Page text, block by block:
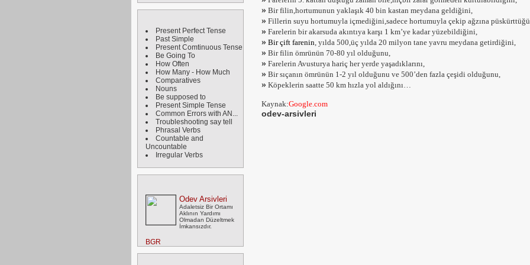
Present Perfect Tense
Past Simple
Present Comtinuous Tense
Be Going To
How Often
How Many - How Much
Comparatives
Nouns
Be supposed to
Present Simple Tense
Common Errors with AN...
Troubleshooting say tell
Phrasal Verbs
Countable and
Uncountable
Irregular Verbs
Odev Arsivleri
Adaletsiz Bir Ortamı
Aklının Yardımı
Olmadan Düzeltmek
İmkansızdır.
BGR
» Bir filin,hortumunun yaklaşık 40 bin kastan meydana geldiğini,
» Fillerin suyu hortumuyla içmediğini,sadece hortumuyla çekip ağzına
» Farelerin bir akarsuda akıntıya karşı 1 km’ye kadar yüzebildiğini,
» Bir çift farenin, yılda 500,üç yılda 20 milyon tane yavru meydana getirdiğini,
» Bir filin ömrünün 70-80 yıl olduğunu,
» Farelerin Avusturya hariç her yerde yaşadıklarını,
» Bir sıçanın ömrünün 1-2 yıl olduğunu ve 500’den fazla çeşidi olduğunu,
» Köpeklerin saatte 50 km hızla yol aldığını…
Kaynak:Google.com
odev-arsivleri